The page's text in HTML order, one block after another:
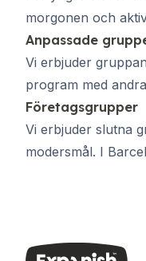
morgonen och
Anpassade
Vi erbjuder
program med
Företagsgrupper
Vi erbjuder slutna
modersmål. I